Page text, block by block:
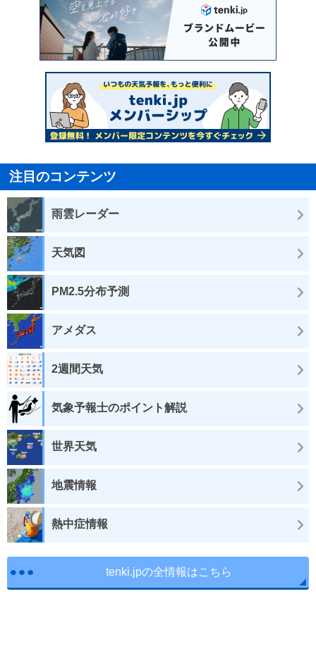
注目のコンテンツ
雨雲レーダー
天気図
PM2.5分布予測
アメダス
2週間天気
気象予報士のポイント解説
世界天気
地震情報
熱中症情報
tenki.jpの全情報はこちら